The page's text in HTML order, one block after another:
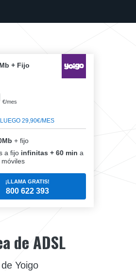
+ Fijo
€/mes
29,90€/MES
+ fijo
a fijo infinitas + 60 min a
¡LLAMA GRATIS!
800 622 393
de ADSL
Yoigo